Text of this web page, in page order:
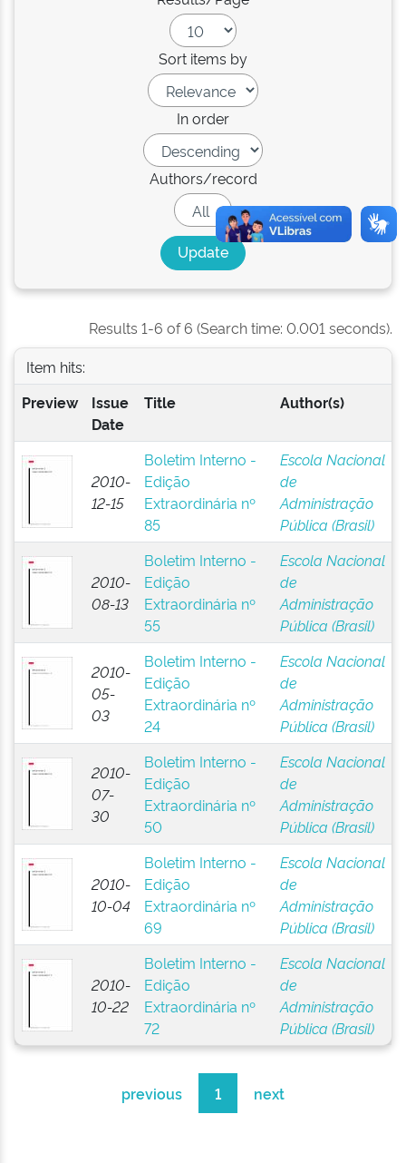
Sort items by
In order
Authors/record
Results 1-6 of 6 (Search time: 0.001 seconds).
Item hits:
Preview
Issue
Date
Title Author(s)
2010-
12-15
Boletim Interno -
Edição
Extraordinária nº
85
Escola Nacional
de
Administração
Pública (Brasil)
2010-
08-13
Boletim Interno -
Edição
Extraordinária nº
55
Escola Nacional
de
Administração
Pública (Brasil)
2010-
05-
03
Boletim Interno -
Edição
Extraordinária nº
24
Escola Nacional
de
Administração
Pública (Brasil)
2010-
07-
30
Boletim Interno -
Edição
Extraordinária nº
50
Escola Nacional
de
Administração
Pública (Brasil)
2010-
10-04
Boletim Interno -
Edição
Extraordinária nº
69
Escola Nacional
de
Administração
Pública (Brasil)
2010-
10-22
Boletim Interno -
Edição
Extraordinária nº
72
Escola Nacional
de
Administração
Pública (Brasil)
previous 1 next